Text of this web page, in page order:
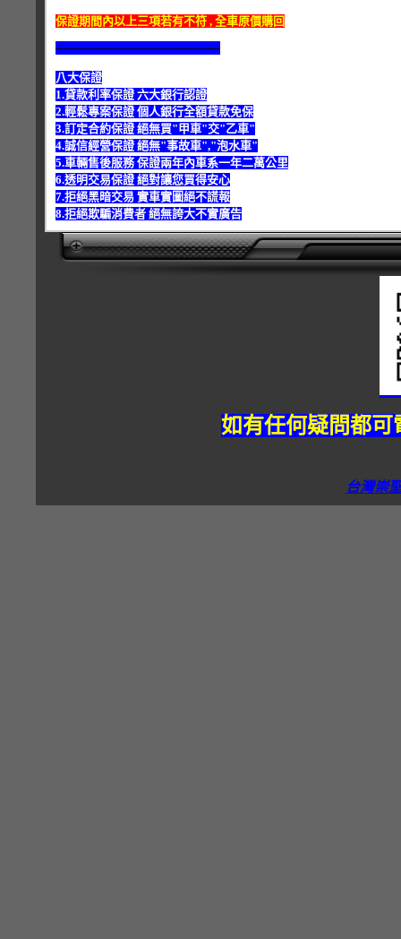
保證期間內以上三項若有不符 , 全車原價購回
----------------------------------------------
八大保證
1.貸款利率保證 六大銀行認證
2.輕鬆專案保證 個人銀行全額貸款免保
3.訂定合約保證 絕無買"甲車"交"乙車"
4.誠信經營保證 絕無"事故車","泡水車"
5.車輛售後服務 保證兩年內車系一年二萬公里
6.透明交易保證 絕對讓您買得安心
7.拒絕黑暗交易 實車實圖絕不謊報
8.拒絕欺騙消費者 絕無誇大不實廣告
如有任何疑問都
台灣崇